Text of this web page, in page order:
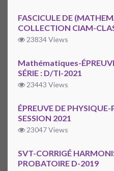
FASCICULE DE
COLLECTION CIAM-
23834 Views
Mathématiques-
SÉRIE : D/TI-2021
23443 Views
ÉPREUVE DE
SESSION 2021
23047 Views
SVT-CORRIGÉ
PROBATOIRE D-2019